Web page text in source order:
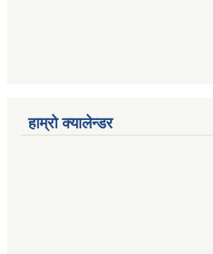
हाम्रो क्यालेन्डर